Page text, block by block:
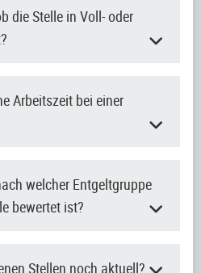
die Stelle in Voll- oder
Arbeitszeit bei einer
welcher Entgeltgruppe
bewertet ist?
Stellen noch aktuell?